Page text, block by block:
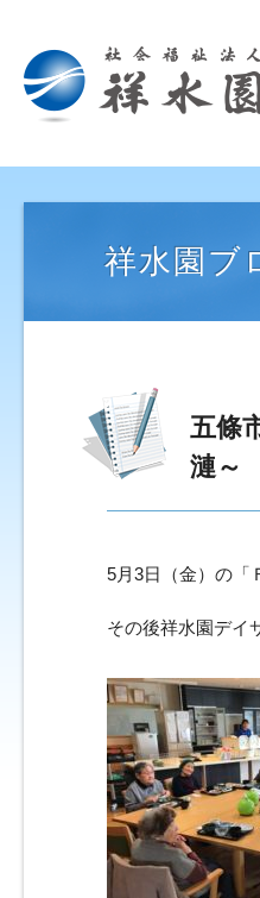
祥水園ブ
五條
漣～
5月3日（金）の「
その後祥水園デイ